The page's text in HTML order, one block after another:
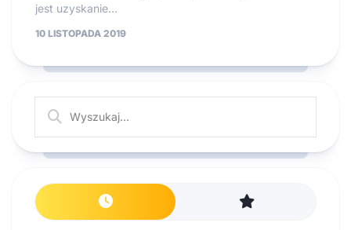
jest uzyskanie...
10 LISTOPADA 2019